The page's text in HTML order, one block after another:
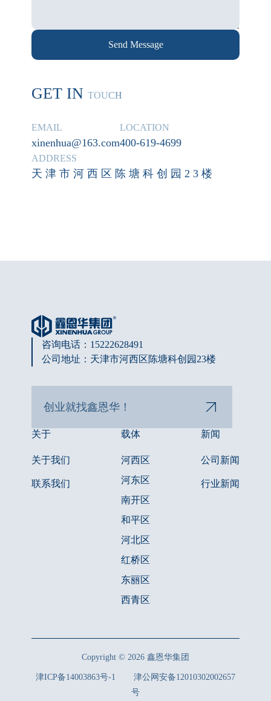
Send Message
GET INTOUCH
EMAIL
xinenhua@163.com
LOCATION
400-619-4699
ADDRESS
天 津 市 河 西 区 陈 塘 科 创 园 2 3 楼
咨询电话：15222628491
公司地址：天津市河西区陈塘科创园23楼
关于
关于我们
联系我们
载体
河西区
河东区
南开区
和平区
河北区
红桥区
东丽区
西青区
新闻
公司新闻
行业新闻
Copyright © 2026 鑫恩华集团
津ICP备14003863号-1
津公网安备12010302002657
号